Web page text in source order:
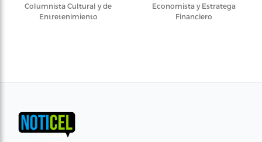
Columnista Cultural y de
Entretenimiento
Economista y Estratega
Financiero